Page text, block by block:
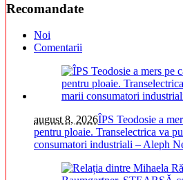
Recomandate
Noi
Comentarii
august 8, 2026ÎPS Teodosie a
pentru ploaie. Transelectrica va
consumatori industriali – Aleph